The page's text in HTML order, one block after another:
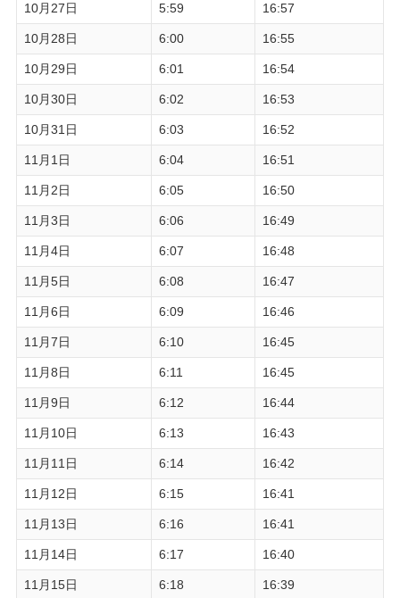
10月27日 5:59 16:57
10月28日 6:00 16:55
10月29日 6:01 16:54
10月30日 6:02 16:53
10月31日 6:03 16:52
11月1日 6:04 16:51
11月2日 6:05 16:50
11月3日 6:06 16:49
11月4日 6:07 16:48
11月5日 6:08 16:47
11月6日 6:09 16:46
11月7日 6:10 16:45
11月8日 6:11 16:45
11月9日 6:12 16:44
11月10日 6:13 16:43
11月11日 6:14 16:42
11月12日 6:15 16:41
11月13日 6:16 16:41
11月14日 6:17 16:40
11月15日 6:18 16:39